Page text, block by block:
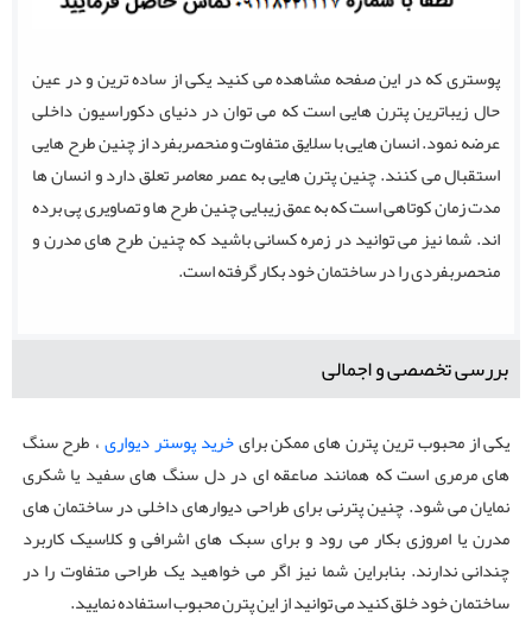
پوستری که در این صفحه مشاهده می کنید یکی از ساده ترین و در عین
حال زیباترین پترن هایی است که می توان در دنیای دکوراسیون داخلی
عرضه نمود. انسان هایی با سلایق متفاوت و منحصربفرد از چنین طرح هایی
استقبال می کنند. چنین پترن هایی به عصر معاصر تعلق دارد و انسان ها
مدت زمان کوتاهی است که به عمق زیبایی چنین طرح ها و تصاویری پی برده
اند. شما نیز می توانید در زمره کسانی باشید که چنین طرح های مدرن و
منحصربفردی را در ساختمان خود بکار گرفته است.
بررسی تخصصی و اجمالی
یکی از محبوب ترین پترن های ممکن برایخرید پوستر دیواری، طرح سنگ
های مرمری است که همانند صاعقه ای در دل سنگ های سفید یا شکری
نمایان می شود. چنین پترنی برای طراحی دیوارهای داخلی در ساختمان های
مدرن یا امروزی بکار می رود و برای سبک های اشرافی و کلاسیک کاربرد
چندانی ندارند. بنابراین شما نیز اگر می خواهید یک طراحی متفاوت را در
ساختمان خود خلق کنید می توانید از این پترن محبوب استفاده نمایید.